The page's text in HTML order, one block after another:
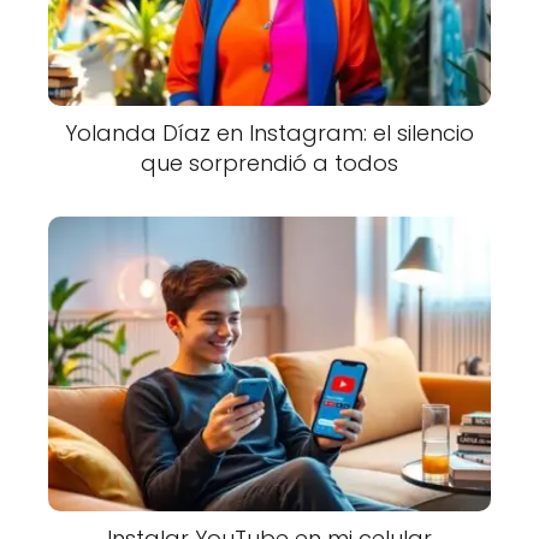
Yolanda Díaz en Instagram: el silencio
que sorprendió a todos